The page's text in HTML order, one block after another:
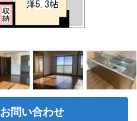
お問い合わせ